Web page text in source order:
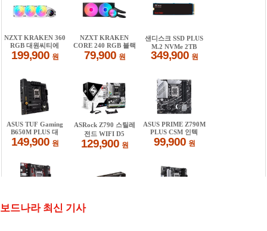
보드나라 최신 기사